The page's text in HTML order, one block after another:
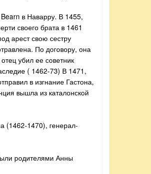
в Наварру. В 1455,
своего брата в 1461
арест свою сестру
По договору, она
убил ее советник
( 1462-73) В 1471,
в изгнание Гастона,
вышла из каталонской
(1462-1470), генерал-
родителями Анны